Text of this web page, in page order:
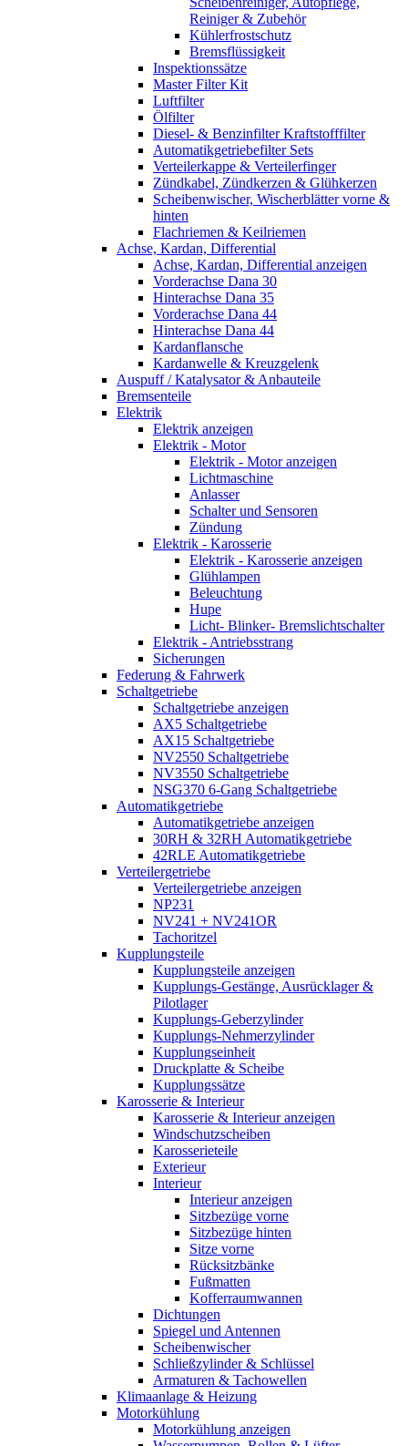
Reiniger & Zubehör
Kühlerfrostschutz
Bremsflüssigkeit
Inspektionssätze
Master Filter Kit
Luftfilter
Ölfilter
Diesel- & Benzinfilter Kraftstofffilter
Automatikgetriebefilter Sets
Verteilerkappe & Verteilerfinger
Zündkabel, Zündkerzen & Glühkerzen
Scheibenwischer, Wischerblätter vorne &
hinten
Flachriemen & Keilriemen
Achse, Kardan, Differential
Achse, Kardan, Differential anzeigen
Vorderachse Dana 30
Hinterachse Dana 35
Vorderachse Dana 44
Hinterachse Dana 44
Kardanflansche
Kardanwelle & Kreuzgelenk
Auspuff / Katalysator & Anbauteile
Bremsenteile
Elektrik
Elektrik anzeigen
Elektrik - Motor
Elektrik - Motor anzeigen
Lichtmaschine
Anlasser
Schalter und Sensoren
Zündung
Elektrik - Karosserie
Elektrik - Karosserie anzeigen
Glühlampen
Beleuchtung
Hupe
Licht- Blinker- Bremslichtschalter
Elektrik - Antriebsstrang
Sicherungen
Federung & Fahrwerk
Schaltgetriebe
Schaltgetriebe anzeigen
AX5 Schaltgetriebe
AX15 Schaltgetriebe
NV2550 Schaltgetriebe
NV3550 Schaltgetriebe
NSG370 6-Gang Schaltgetriebe
Automatikgetriebe
Automatikgetriebe anzeigen
30RH & 32RH Automatikgetriebe
42RLE Automatikgetriebe
Verteilergetriebe
Verteilergetriebe anzeigen
NP231
NV241 + NV241OR
Tachoritzel
Kupplungsteile
Kupplungsteile anzeigen
Kupplungs-Gestänge, Ausrücklager &
Pilotlager
Kupplungs-Geberzylinder
Kupplungs-Nehmerzylinder
Kupplungseinheit
Druckplatte & Scheibe
Kupplungssätze
Karosserie & Interieur
Karosserie & Interieur anzeigen
Windschutzscheiben
Karosserieteile
Exterieur
Interieur
Interieur anzeigen
Sitzbezüge vorne
Sitzbezüge hinten
Sitze vorne
Rücksitzbänke
Fußmatten
Kofferraumwannen
Dichtungen
Spiegel und Antennen
Scheibenwischer
Schließzylinder & Schlüssel
Armaturen & Tachowellen
Klimaanlage & Heizung
Motorkühlung
Motorkühlung anzeigen